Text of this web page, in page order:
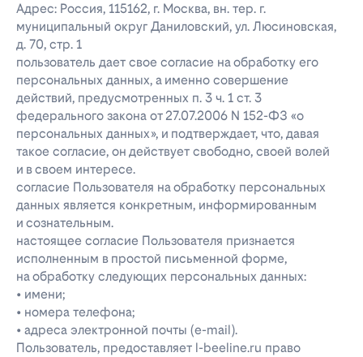
Адрес: Россия, 115162, г. Москва, вн. тер. г.
муниципальный округ Даниловский, ул. Люсиновская,
д. 70, стр. 1
пользователь дает свое согласие на обработку его
персональных данных, а именно совершение
действий, предусмотренных п. 3 ч. 1 ст. 3
федерального закона от 27.07.2006 N 152-ФЗ «о
персональных данных», и подтверждает, что, давая
такое согласие, он действует свободно, своей волей
и в своем интересе.
согласие Пользователя на обработку персональных
данных является конкретным, информированным
и сознательным.
настоящее согласие Пользователя признается
исполненным в простой письменной форме,
на обработку следующих персональных данных:
• имени;
• номера телефона;
• адреса электронной почты (e-mail).
Пользователь, предоставляет l-beeline.ru право